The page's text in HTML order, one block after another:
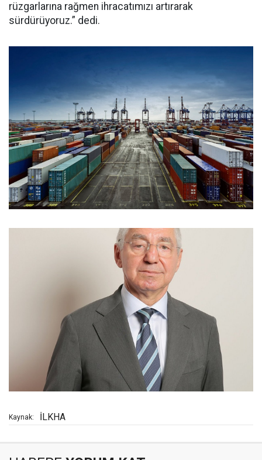
rüzgarlarına rağmen ihracatımızı artırarak
sürdürüyoruz.” dedi.
Kaynak: İLKHA